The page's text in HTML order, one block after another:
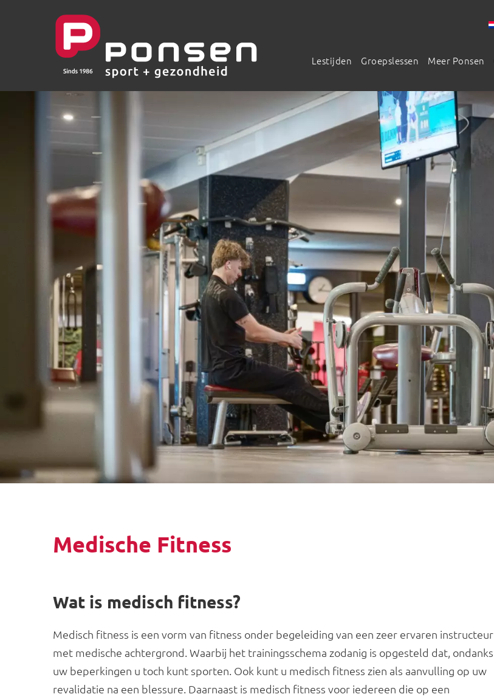
Lestijden Groepslessen Meer Ponsen
Medische Fitness
Wat is medisch fitness?
Medisch fitness is een vorm van fitness onder begeleiding van een zeer ervaren instructeur
met medische achtergrond. Waarbij het trainingsschema zodanig is opgesteld dat, ondanks
uw beperkingen u toch kunt sporten. Ook kunt u medisch fitness zien als aanvulling op uw
revalidatie na een blessure. Daarnaast is medisch fitness voor iedereen die op een